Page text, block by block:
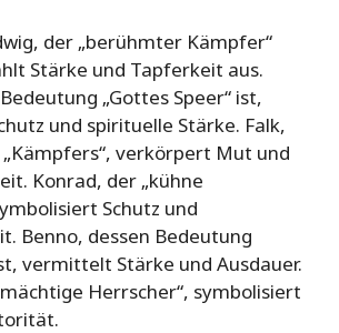
der „berühmter Kämpfer“
Stärke und Tapferkeit aus.
„Gottes Speer“ ist,
und spirituelle Stärke. Falk,
verkörpert Mut und
Konrad, der „kühne
Schutz und
Benno, dessen Bedeutung
vermittelt Stärke und Ausdauer.
Herrscher“, symbolisiert